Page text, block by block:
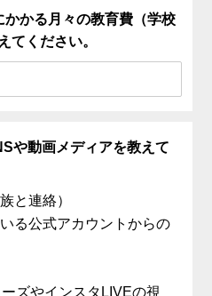
かかる月々の教育費（学校
てください。
や動画メディアを教えて
と連絡）
る公式アカウントからの
ズやインスタLIVEの視